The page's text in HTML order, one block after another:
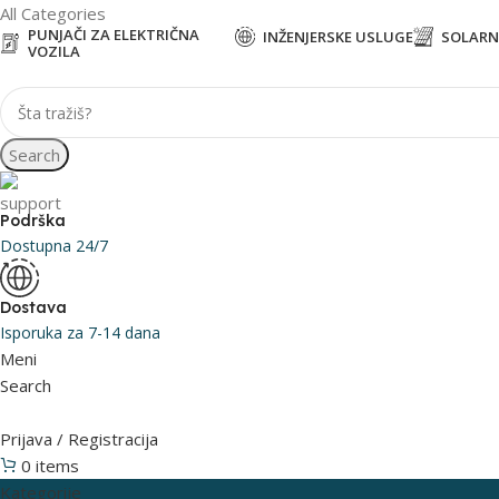
All Categories
PUNJAČI ZA ELEKTRIČNA
VOZILA
INŽENJERSKE USLUGE
Search
Podrška
Dostupna 24/7
Dostava
Isporuka za 7-14 dana
Meni
Search
Prijava / Registracija
0 items
Kategorije